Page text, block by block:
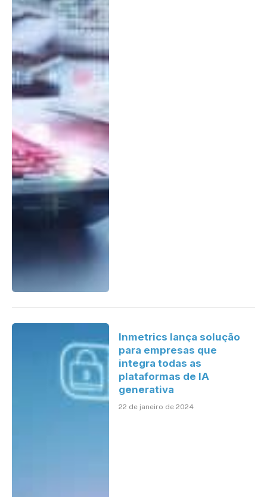
Inmetrics lança solução
para empresas que
integra todas as
plataformas de IA
generativa
22 de janeiro de 2024